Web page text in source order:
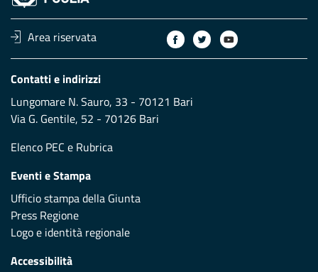
Area riservata
Contatti e indirizzi
Lungomare N. Sauro, 33 - 70121 Bari
Via G. Gentile, 52 - 70126 Bari
Elenco PEC e Rubrica
Eventi e Stampa
Ufficio stampa della Giunta
Press Regione
Logo e identità regionale
Accessibilità